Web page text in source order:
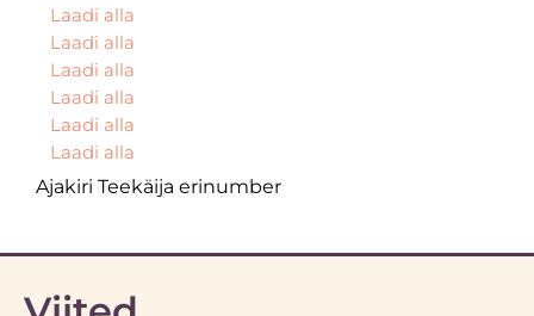
Laadi alla
Laadi alla
Laadi alla
Laadi alla
Laadi alla
Laadi alla
Ajakiri Teekäija erinumber